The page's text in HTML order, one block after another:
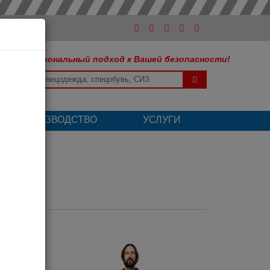
Профессиональный подход к Вашей безопасности!
ПРОИЗВОДСТВО УСЛУГИ